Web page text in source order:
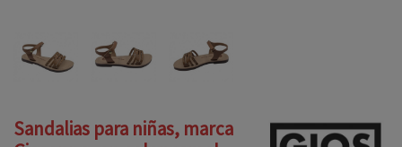
Sandalias para niñas, marca